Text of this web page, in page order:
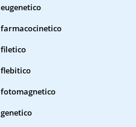
eugenetico
farmacocinetico
filetico
flebitico
fotomagnetico
genetico